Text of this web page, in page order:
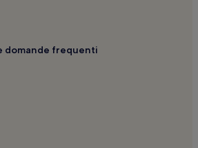
Hotel con parcheggio nelle
con spa
Casanova Ist. Sogliano: hotel
domande frequenti